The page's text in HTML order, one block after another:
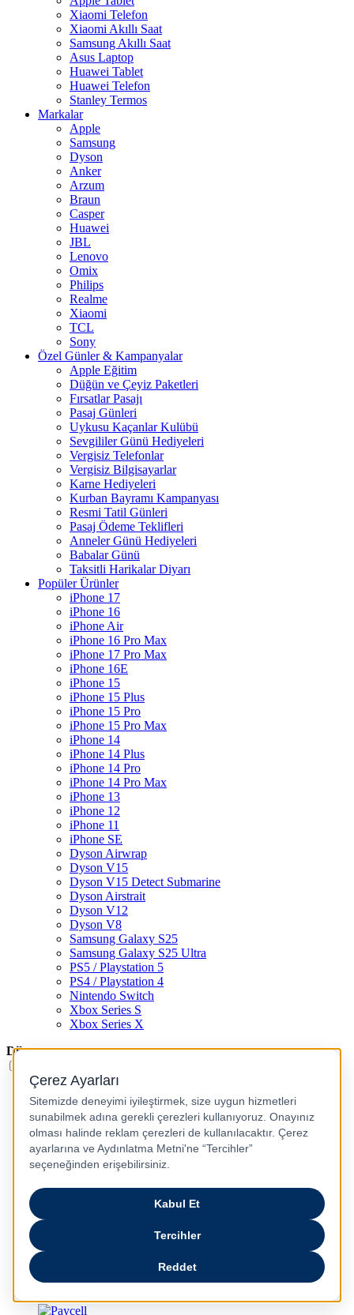
Xiaomi Telefon
Xiaomi Akıllı Saat
Samsung Akıllı Saat
Asus Laptop
Huawei Tablet
Huawei Telefon
Stanley Termos
Markalar
Apple
Samsung
Dyson
Anker
Arzum
Braun
Casper
Huawei
JBL
Lenovo
Omix
Philips
Realme
Xiaomi
TCL
Sony
Özel Günler & Kampanyalar
Apple Eğitim
Düğün ve Çeyiz Paketleri
Fırsatlar Pasajı
Pasaj Günleri
Uykusu Kaçanlar Kulübü
Sevgililer Günü Hediyeleri
Vergisiz Telefonlar
Vergisiz Bilgisayarlar
Karne Hediyeleri
Kurban Bayramı Kampanyası
Resmi Tatil Günleri
Pasaj Ödeme Teklifleri
Anneler Günü Hediyeleri
Babalar Günü
Taksitli Harikalar Diyarı
Popüler Ürünler
iPhone 17
iPhone 16
iPhone Air
iPhone 16 Pro Max
iPhone 17 Pro Max
iPhone 16E
iPhone 15
iPhone 15 Plus
iPhone 15 Pro
iPhone 15 Pro Max
iPhone 14
iPhone 14 Plus
iPhone 14 Pro
iPhone 14 Pro Max
iPhone 13
iPhone 12
iPhone 11
iPhone SE
Dyson Airwrap
Dyson V15
Dyson V15 Detect Submarine
Dyson Airstrait
Dyson V12
Dyson V8
Samsung Galaxy S25
Samsung Galaxy S25 Ultra
PS5 / Playstation 5
PS4 / Playstation 4
Nintendo Switch
Xbox Series S
Xbox Series X
Dil
عربى
русский